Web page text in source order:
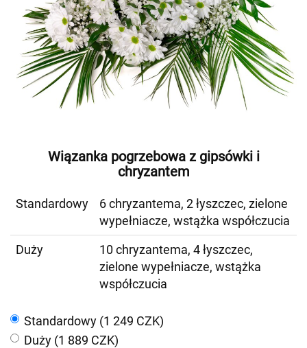
Wiązanka pogrzebowa z gipsówki i
chryzantem
Standardowy
6 chryzantema, 2 łyszczec, zielone
wypełniacze, wstążka współczucia
Duży
10 chryzantema, 4 łyszczec,
zielone wypełniacze, wstążka
współczucia
Standardowy (1 249 CZK)
Duży (1 889 CZK)